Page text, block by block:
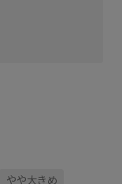
やや大きめ